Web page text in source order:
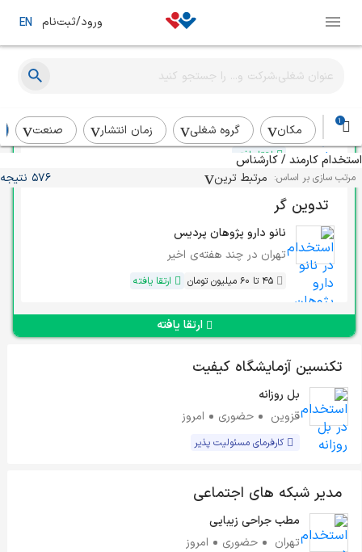
ورود/ثبت‌نام EN
1
مکان گروه شغلی زمان انتشار
صنعت
استخدام کارمند / کارشناس
مرتب سازی بر اساس: مرتبط ترین 576 نتیجه
حسابدار ارشد
تهران حدود یک ماه پیش
ارتقا یافته
تدوین گر
نانو دارو پژوهان پردیس
تهران در چند هفته‌ی اخیر
45 تا 60 میلیون تومان ارتقا یافته
ارتقا یافته
تکنسین آزمایشگاه کیفیت
بل روزانه
قزوین
حضوری امروز
کارفرمای مسئولیت پذیر
مدیر شبکه های اجتماعی
مطب جراحی زیبایی
تهران
حضوری امروز